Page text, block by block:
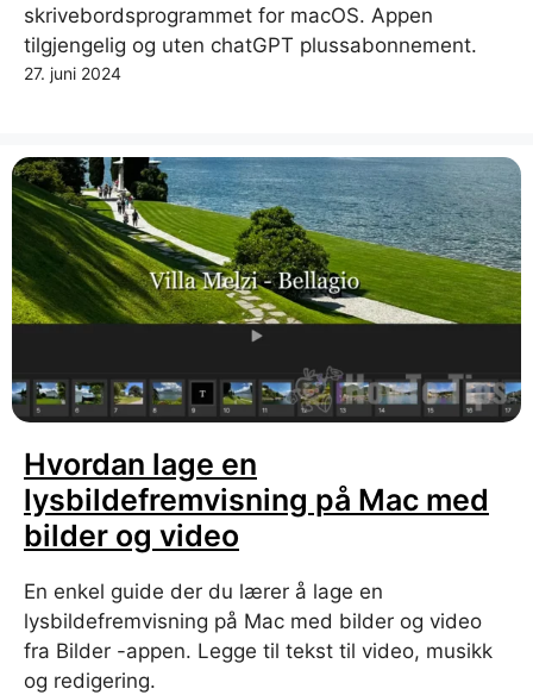
skrivebordsprogrammet for macOS. Appen
tilgjengelig og uten chatGPT plussabonnement.
27. juni 2024
Hvordan lage en
lysbildefremvisning på Mac med
bilder og video
En enkel guide der du lærer å lage en
lysbildefremvisning på Mac med bilder og video
fra Bilder -appen. Legge til tekst til video, musikk
og redigering.